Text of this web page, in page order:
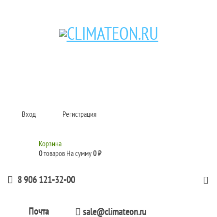
Кондиционеры и сплит-системы, газовые котлы, тепловые завесы, водяные
Вход Регистрация
Корзина
0товаров На сумму0 ₽
8 906 121-32-00
Почта sale@climateon.ru